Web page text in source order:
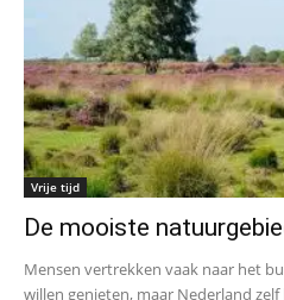
Vrije tijd
De mooiste
Mensen vertrekken vaak naar het
willen genieten, maar Nederland